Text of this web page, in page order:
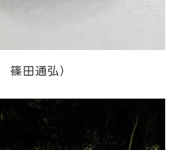
篠田通弘）